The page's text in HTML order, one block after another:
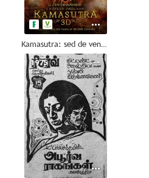
Kamasutra: sed de venganza
--
1975